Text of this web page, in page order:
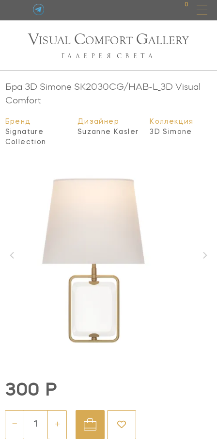
0
VISUAL COMFORT GALLERY
ГАЛЕРЕЯ СВЕТА
Бра 3D Simone SK2030CG/HAB-L_3D Visual
Comfort
Бренд
Signature
Collection
Дизайнер
Suzanne Kasler
Коллекция
3D Simone
300 Р